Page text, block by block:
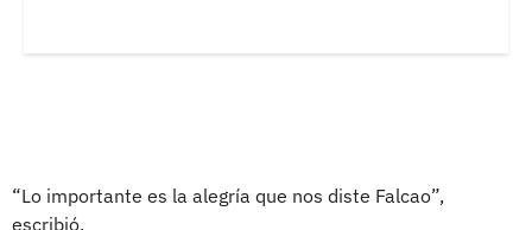
“Lo importante es la alegría que nos diste Falcao”,
escribió.